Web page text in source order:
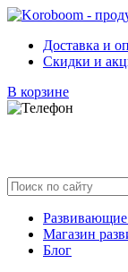
Доставка и
Скидки и
В корзине
Магазин
Блог